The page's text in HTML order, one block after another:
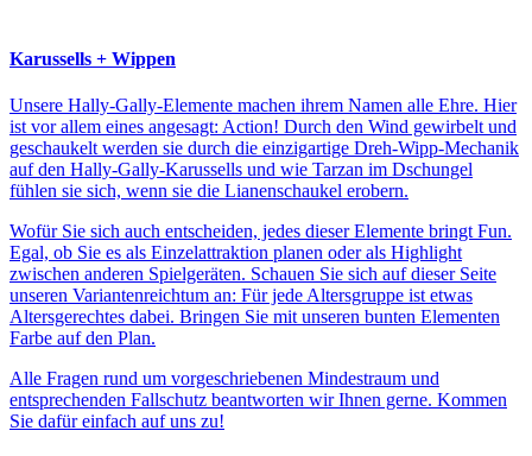
Karussells + Wippen
Unsere Hally-Gally-Elemente machen ihrem Namen alle Ehre. Hier
ist vor allem eines angesagt: Action! Durch den Wind gewirbelt und
geschaukelt werden sie durch die einzigartige Dreh-Wipp-Mechanik
auf den Hally-Gally-Karussells und wie Tarzan im Dschungel
fühlen sie sich, wenn sie die Lianenschaukel erobern.
Wofür Sie sich auch entscheiden, jedes dieser Elemente bringt Fun.
Egal, ob Sie es als Einzelattraktion planen oder als Highlight
zwischen anderen Spielgeräten. Schauen Sie sich auf dieser Seite
unseren Variantenreichtum an: Für jede Altersgruppe ist etwas
Altersgerechtes dabei. Bringen Sie mit unseren bunten Elementen
Farbe auf den Plan.
Alle Fragen rund um vorgeschriebenen Mindestraum und
entsprechenden Fallschutz beantworten wir Ihnen gerne. Kommen
Sie dafür einfach auf uns zu!